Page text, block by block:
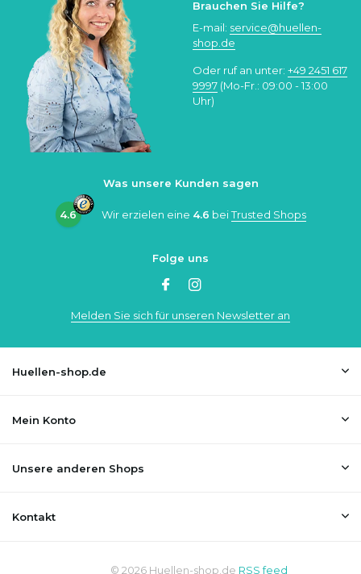
Brauchen Sie Hilfe?
E-mail: service@huellen-
shop.de
Oder ruf an unter: +49 2451 617
9997 (Mo-Fr.: 09:00 - 13:00
Uhr)
Was unsere Kunden sagen
4.6 Wir erzielen eine 4.6 beiTrusted Shops
Folge uns
Melden Sie sich für unseren Newsletter an
Huellen-shop.de
Mein Konto
Unsere anderen Shops
Kontakt
© 2026 Huellen-shop.de RSS feed